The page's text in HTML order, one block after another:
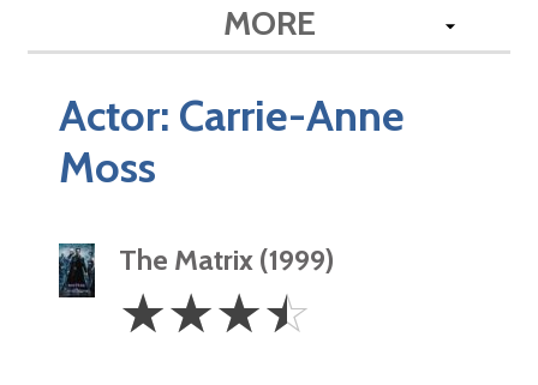
MORE
Actor: Carrie-Anne
Moss
The Matrix (1999)
3.5
Stars
☆☆☆☆